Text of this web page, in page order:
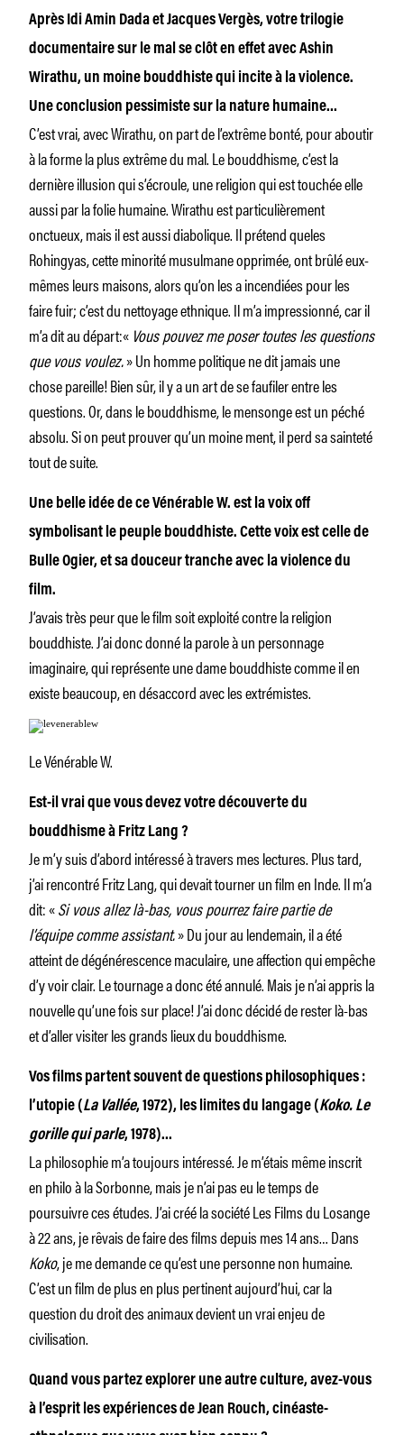
Après Idi Amin Dada et Jacques Vergès, votre trilogie
documentaire sur le mal se clôt en effet avec Ashin
Wirathu, un moine bouddhiste qui incite à la violence.
Une conclusion pessimiste sur la nature humaine…
C’est vrai, avec Wirathu, on part de l’extrême bonté, pour aboutir
à la forme la plus extrême du mal. Le bouddhisme, c’est la
dernière illusion qui s’écroule, une religion qui est touchée elle
aussi par la folie humaine. Wirathu est particulièrement
onctueux, mais il est aussi diabolique. Il prétend queles
Rohingyas, cette minorité musulmane opprimée, ont brûlé eux-
mêmes leurs maisons, alors qu’on les a incendiées pour les
faire fuir; c’est du nettoyage ethnique. Il m’a impressionné, car il
m’a dit au départ:« Vous pouvez me poser toutes les questions
que vous voulez.» Un homme politique ne dit jamais une
chose pareille! Bien sûr, il y a un art de se faufiler entre les
questions. Or, dans le bouddhisme, le mensonge est un péché
absolu. Si on peut prouver qu’un moine ment, il perd sa sainteté
tout de suite.
Une belle idée de ce Vénérable W. est la voix off
symbolisant le peuple bouddhiste. Cette voix est celle de
Bulle Ogier, et sa douceur tranche avec la violence du
film.
J’avais très peur que le film soit exploité contre la religion
bouddhiste. J’ai donc donné la parole à un personnage
imaginaire, qui représente une dame bouddhiste comme il en
existe beaucoup, en désaccord avec les extrémistes.
Le Vénérable W.
Est-il vrai que vous devez votre découverte du
bouddhisme à Fritz Lang ?
Je m’y suis d’abord intéressé à travers mes lectures. Plus tard,
j’ai rencontré Fritz Lang, qui devait tourner un film en Inde. Il m’a
dit: «Si vous allez là-bas, vous pourrez faire partie de
l’équipe comme assistant.» Du jour au lendemain, il a été
atteint de dégénérescence maculaire, une affection qui empêche
d’y voir clair. Le tournage a donc été annulé. Mais je n’ai appris la
nouvelle qu’une fois sur place! J’ai donc décidé de rester là-bas
et d’aller visiter les grands lieux du bouddhisme.
Vos films partent souvent de questions philosophiques :
l’utopie (La Vallée, 1972), les limites du langage (Koko. Le
gorille qui parle, 1978)…
La philosophie m’a toujours intéressé. Je m’étais même inscrit
en philo à la Sorbonne, mais je n’ai pas eu le temps de
poursuivre ces études. J’ai créé la société Les Films du Losange
à 22 ans, je rêvais de faire des films depuis mes 14 ans… Dans
Koko, je me demande ce qu’est une personne non humaine.
C’est un film de plus en plus pertinent aujourd’hui, car la
question du droit des animaux devient un vrai enjeu de
civilisation.
Quand vous partez explorer une autre culture, avez-vous
à l’esprit les expériences de Jean Rouch, cinéaste-